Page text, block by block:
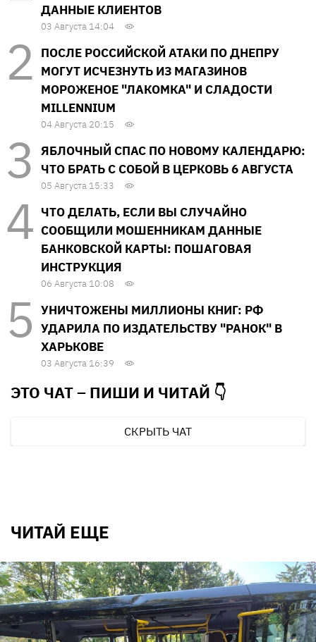
ДАННЫЕ КЛИЕНТОВ
03 Августа 14:04
ПОСЛЕ РОССИЙСКОЙ АТАКИ ПО ДНЕПРУ
МОГУТ ИСЧЕЗНУТЬ ИЗ МАГАЗИНОВ
МОРОЖЕНОЕ "ЛАКОМКА" И СЛАДОСТИ
MILLENNIUM
04 Августа 20:15
ЯБЛОЧНЫЙ СПАС ПО НОВОМУ КАЛЕНДАРЮ:
ЧТО БРАТЬ С СОБОЙ В ЦЕРКОВЬ 6 АВГУСТА
05 Августа 15:33
ЧТО ДЕЛАТЬ, ЕСЛИ ВЫ СЛУЧАЙНО
СООБЩИЛИ МОШЕННИКАМ ДАННЫЕ
БАНКОВСКОЙ КАРТЫ: ПОШАГОВАЯ
ИНСТРУКЦИЯ
06 Августа 10:08
УНИЧТОЖЕНЫ МИЛЛИОНЫ КНИГ: РФ
УДАРИЛА ПО ИЗДАТЕЛЬСТВУ "РАНОК" В
ХАРЬКОВЕ
03 Августа 16:39
ЭТО ЧАТ – ПИШИ И ЧИТАЙ 👇
СКРЫТЬ ЧАТ
ЧИТАЙ ЕЩЕ